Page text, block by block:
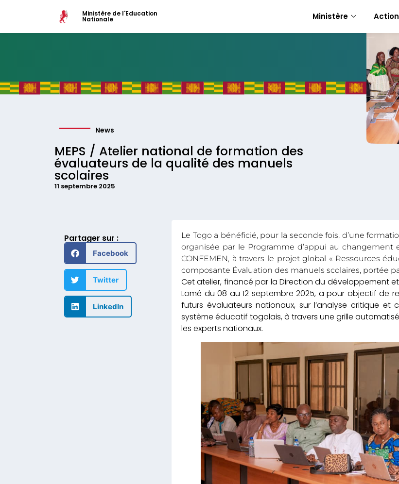
Ministère de l'Education
Nationale Ministère
News
MEPS / Atelier national de formation des
évaluateurs de la qualité des manuels
scolaires
11 septembre 2025
Partager sur :
Facebook
Twitter
LinkedIn
Le Togo a bénéficié, pour la seconde fois, d’une
organisée par le Programme d’appui au changement
CONFEMEN, à travers le projet global « Ressources
composante Évaluation des manuels scolaires, portée
Cet atelier, financé par la Direction du développement
Lomé du 08 au 12 septembre 2025, a pour objectif de
futurs évaluateurs nationaux, sur l’analyse critique et
système éducatif togolais, à travers une grille
les experts nationaux.